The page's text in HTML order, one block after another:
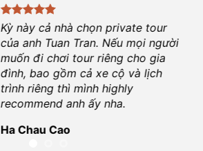
Kỳ này cả nhà chọn private tour
của anh Tuan Tran. Nếu mọi người
muốn đi chơi tour riêng cho gia
đình, bao gồm cả xe cộ và lịch
trình riêng thì mình highly
recommend anh ấy nha.
Ha Chau Cao